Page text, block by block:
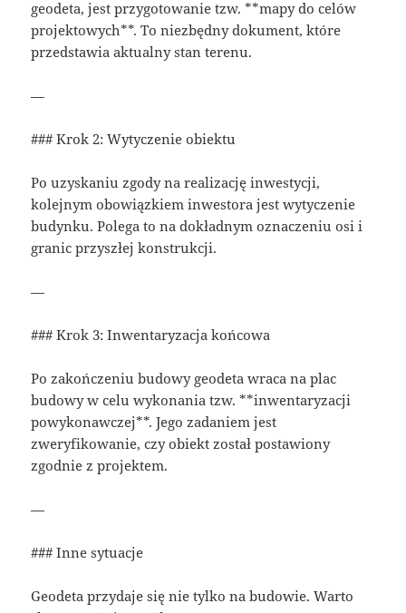
geodeta, jest przygotowanie tzw. **mapy do celów
projektowych**. To niezbędny dokument, które
przedstawia aktualny stan terenu.
—
### Krok 2: Wytyczenie obiektu
Po uzyskaniu zgody na realizację inwestycji,
kolejnym obowiązkiem inwestora jest wytyczenie
budynku. Polega to na dokładnym oznaczeniu osi i
granic przyszłej konstrukcji.
—
### Krok 3: Inwentaryzacja końcowa
Po zakończeniu budowy geodeta wraca na plac
budowy w celu wykonania tzw. **inwentaryzacji
powykonawczej**. Jego zadaniem jest
zweryfikowanie, czy obiekt został postawiony
zgodnie z projektem.
—
### Inne sytuacje
Geodeta przydaje się nie tylko na budowie. Warto